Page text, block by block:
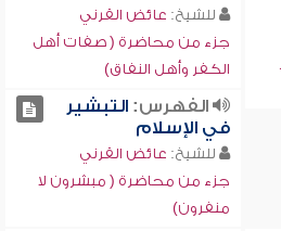
للشيخ: عائض القرني
جزء من محاضرة ( صفات أهل
الكفر وأهل النفاق)
الفهرس:التبشير
في الإسلام
للشيخ: عائض القرني
جزء من محاضرة ( مبشرون لا
منفرون)